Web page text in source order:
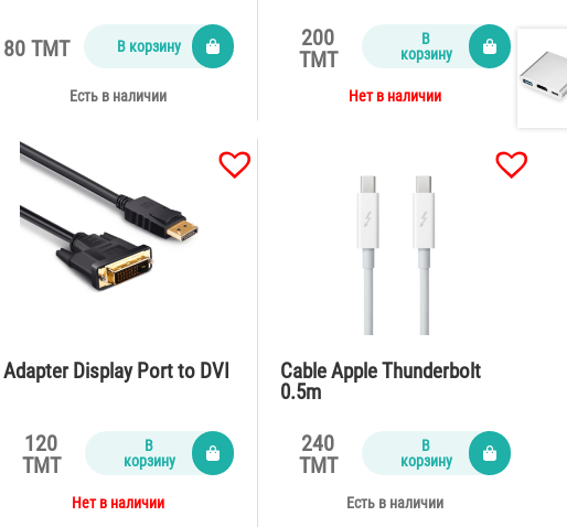
80 TMT В корзину
Есть в наличии
200
TMT
В
корзину
Нет в наличии
Adapter Display Port to DVI
120
TMT
В
корзину
Нет в наличии
Cable Apple Thunderbolt
0.5m
240
TMT
В
корзину
Есть в наличии